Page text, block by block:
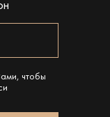
чтобы